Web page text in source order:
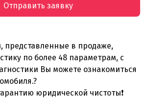
Отправить заявку
представленные в продаже,
по более 48 параметрам, с
Вы можете ознакомиться
юридической чистоты❗